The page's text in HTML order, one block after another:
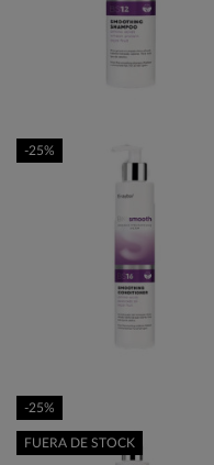
-25%
-25%
FUERA DE STOCK